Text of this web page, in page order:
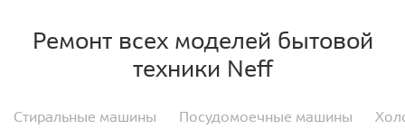
Ремонт всех моделей бытовой
техники Neff
Стиральные машины Посудомоечные машины